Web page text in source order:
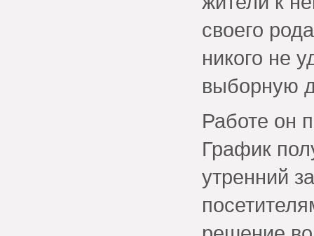
своего
никого не
выборную
Работе он
График
утренний